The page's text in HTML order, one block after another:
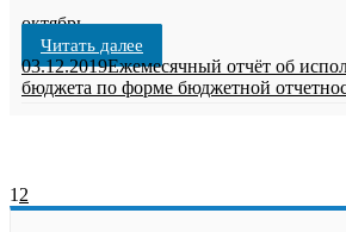
октябрь
Читать далее
03.12.2019Ежемесячный отчёт об
бюджета по форме бюджетной
1 2